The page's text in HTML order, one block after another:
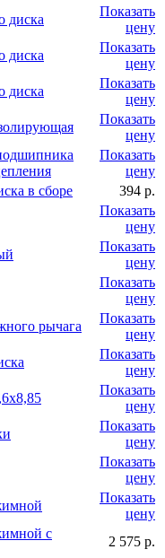
диска
Показать
цену
диска
Показать
цену
диска
Показать
цену
Показать
цену
Показать
цену
в сборе
394 р.
Показать
цену
Показать
цену
Показать
цену
рычага
Показать
цену
Показать
цену
Показать
цену
Показать
цену
Показать
цену
Показать
цену
с
2 575 р.